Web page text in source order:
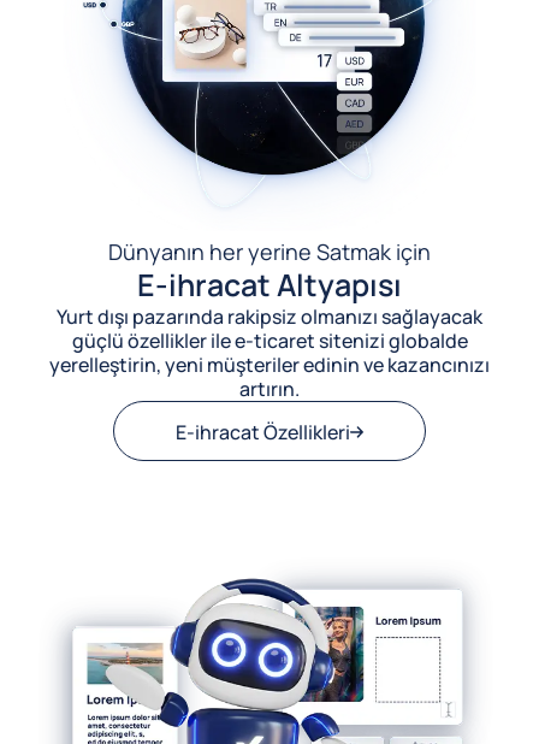
Dünyanın her yerine Satmak için
E-ihracat Altyapısı
Yurt dışı pazarında rakipsiz olmanızı sağlayacak
güçlü özellikler ile e-ticaret sitenizi globalde
yerelleştirin, yeni müşteriler edinin ve kazancınızı
artırın.
E-ihracat Özellikleri